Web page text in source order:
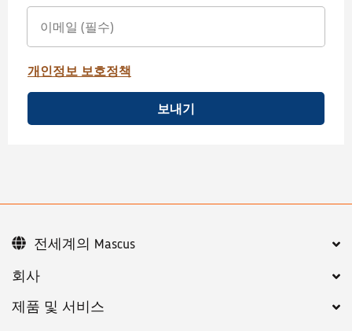
개인정보 보호정책
보내기
회사
제품 및 서비스
전세계의 Mascus